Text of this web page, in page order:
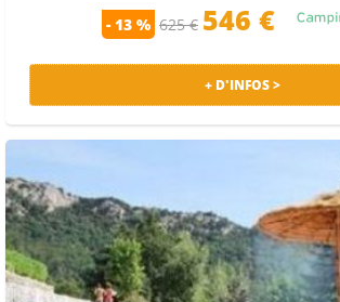
- 13 % 625 € 546 €
+ D'INFOS >